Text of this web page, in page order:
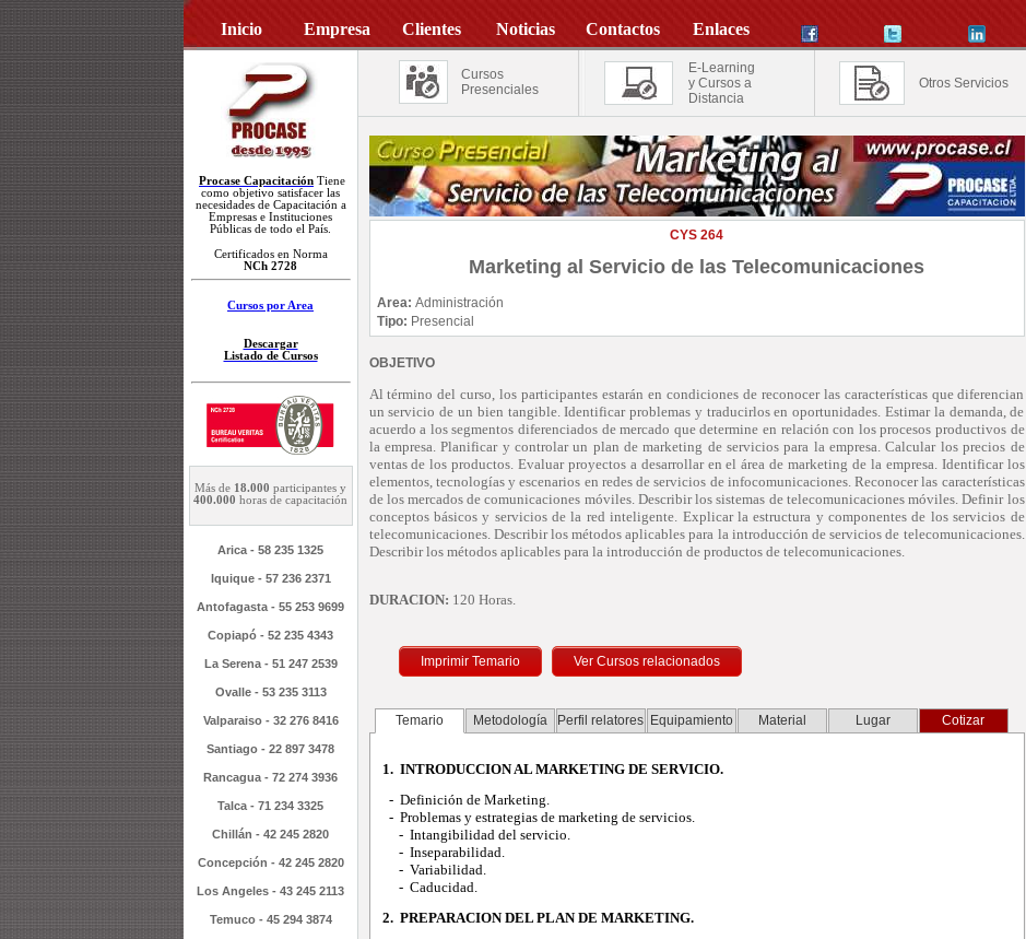
Inicio Empresa Clientes Noticias Contactos Enlaces
Procase Capacitación Tiene
como objetivo satisfacer las
necesidades de Capacitación a
Empresas e Instituciones
Públicas de todo el País.
Certificados en Norma
NCh 2728
Cursos por Area
Descargar
Listado de Cursos
Más de 18.000 participantes y
400.000 horas de capacitación
Arica - 58 235 1325
Iquique - 57 236 2371
Antofagasta - 55 253 9699
Copiapó - 52 235 4343
La Serena - 51 247 2539
Ovalle - 53 235 3113
Valparaiso - 32 276 8416
Santiago - 22 897 3478
Rancagua - 72 274 3936
Talca - 71 234 3325
Chillán - 42 245 2820
Concepción - 42 245 2820
Los Angeles - 43 245 2113
Temuco - 45 294 3874
Cursos
Presenciales
E-Learning
y Cursos a
Distancia
Otros Servicios
CYS 264
Marketing al Servicio de las Telecomunicaciones
Area: Administración
Tipo: Presencial
OBJETIVO
Al término del curso, los participantes estarán en condiciones de reconocer las características que diferencian
un servicio de un bien tangible. Identificar problemas y traducirlos en oportunidades. Estimar la demanda, de
acuerdo a los segmentos diferenciados de mercado que determine en relación con los procesos productivos de
la empresa. Planificar y controlar un plan de marketing de servicios para la empresa. Calcular los precios de
ventas de los productos. Evaluar proyectos a desarrollar en el área de marketing de la empresa. Identificar los
elementos, tecnologías y escenarios en redes de servicios de infocomunicaciones. Reconocer las características
de los mercados de comunicaciones móviles. Describir los sistemas de telecomunicaciones móviles. Definir los
conceptos básicos y servicios de la red inteligente. Explicar la estructura y componentes de los servicios de
telecomunicaciones. Describir los métodos aplicables para la introducción de servicios de telecomunicaciones.
Describir los métodos aplicables para la introducción de productos de telecomunicaciones.
DURACION: 120 Horas.
Imprimir Temario
Temario Metodología Perfil relatores Equipamiento Material Lugar Cotizar
1. INTRODUCCION AL MARKETING DE SERVICIO.
- Definición de Marketing.
- Problemas y estrategias de marketing de servicios.
- Intangibilidad del servicio.
- Inseparabilidad.
- Variabilidad.
- Caducidad.
2. PREPARACION DEL PLAN DE MARKETING.